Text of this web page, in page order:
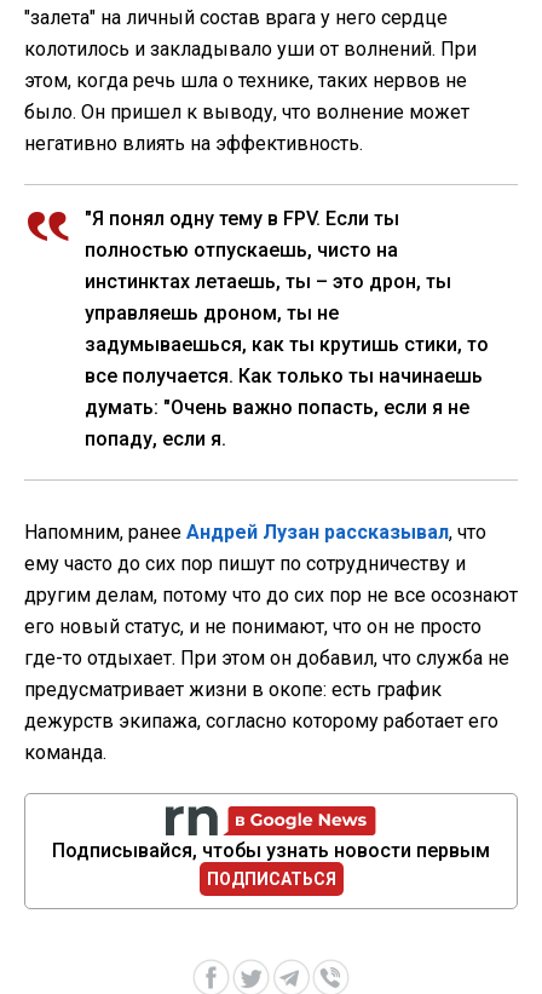
"залета" на личный состав врага у него сердце
колотилось и закладывало уши от волнений. При
этом, когда речь шла о технике, таких нервов не
было. Он пришел к выводу, что волнение может
негативно влиять на эффективность.
"Я понял одну тему в FPV. Если ты
полностью отпускаешь, чисто на
инстинктах летаешь, ты – это дрон, ты
управляешь дроном, ты не
задумываешься, как ты крутишь стики, то
все получается. Как только ты начинаешь
думать: "Очень важно попасть, если я не
попаду, если я.
Напомним, ранее Андрей Лузан рассказывал, что
ему часто до сих пор пишут по сотрудничеству и
другим делам, потому что до сих пор не все осознают
его новый статус, и не понимают, что он не просто
где-то отдыхает. При этом он добавил, что служба не
предусматривает жизни в окопе: есть график
дежурств экипажа, согласно которому работает его
команда.
Подписывайся, чтобы узнать новости первым
ПОДПИСАТЬСЯ